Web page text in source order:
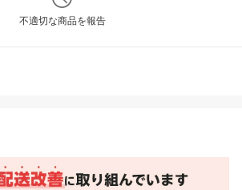
不適切な商品を報告